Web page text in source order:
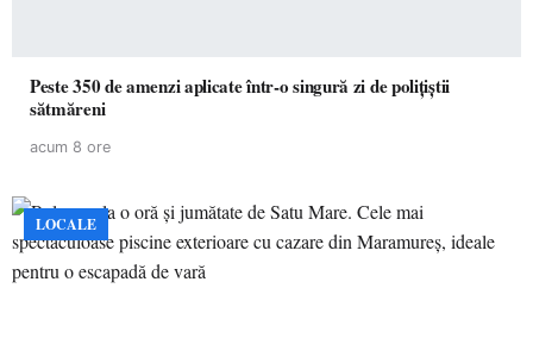
Peste 350 de amenzi aplicate într-o singură zi de polițiștii
sătmăreni
acum 8 ore
LOCALE